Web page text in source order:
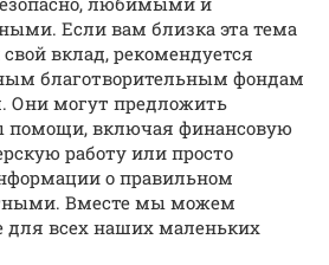
Если вам близка эта тема
вклад, рекомендуется
благотворительным фондам
могут предложить
помощи, включая финансовую
работу или просто
о правильном
Вместе мы можем
всех наших маленьких